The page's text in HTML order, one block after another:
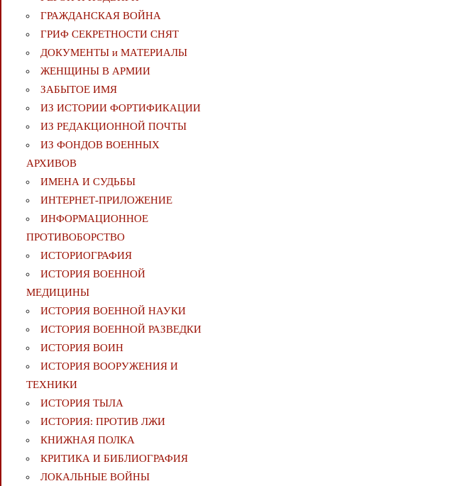
ГРАЖДАНСКАЯ ВОЙНА
ГРИФ СЕКРЕТНОСТИ СНЯТ
ДОКУМЕНТЫ и МАТЕРИАЛЫ
ЖЕНЩИНЫ В АРМИИ
ЗАБЫТОЕ ИМЯ
ИЗ ИСТОРИИ ФОРТИФИКАЦИИ
ИЗ РЕДАКЦИОННОЙ ПОЧТЫ
ИЗ ФОНДОВ ВОЕННЫХ
АРХИВОВ
ИМЕНА И СУДЬБЫ
ИНТЕРНЕТ-ПРИЛОЖЕНИЕ
ИНФОРМАЦИОННОЕ
ПРОТИВОБОРСТВО
ИСТОРИОГРАФИЯ
ИСТОРИЯ ВОЕННОЙ
МЕДИЦИНЫ
ИСТОРИЯ ВОЕННОЙ НАУКИ
ИСТОРИЯ ВОЕННОЙ РАЗВЕДКИ
ИСТОРИЯ ВОИН
ИСТОРИЯ ВООРУЖЕНИЯ И
ТЕХНИКИ
ИСТОРИЯ ТЫЛА
ИСТОРИЯ: ПРОТИВ ЛЖИ
КНИЖНАЯ ПОЛКА
КРИТИКА И БИБЛИОГРАФИЯ
ЛОКАЛЬНЫЕ ВОЙНЫ